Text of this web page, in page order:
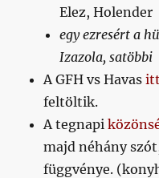
Elez, Holender
egy ezresért a
Izazola, satöbbi
A GFH vs Havas
feltöltik.
A tegnapi
majd néhány
függvénye.